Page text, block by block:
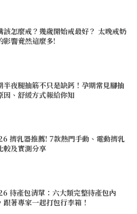
該怎麼戒？幾歲開始戒最好？ 太晚戒奶
影響竟然這麼多!
半夜腿抽筋不只是缺鈣！孕期常見腳抽
因、舒緩方式報給你知
擠乳器推薦! 7款熱門手動、電動擠乳
較及實測分享
待產包清單：六大類完整待產包內
跟著專家一起打包行李箱！